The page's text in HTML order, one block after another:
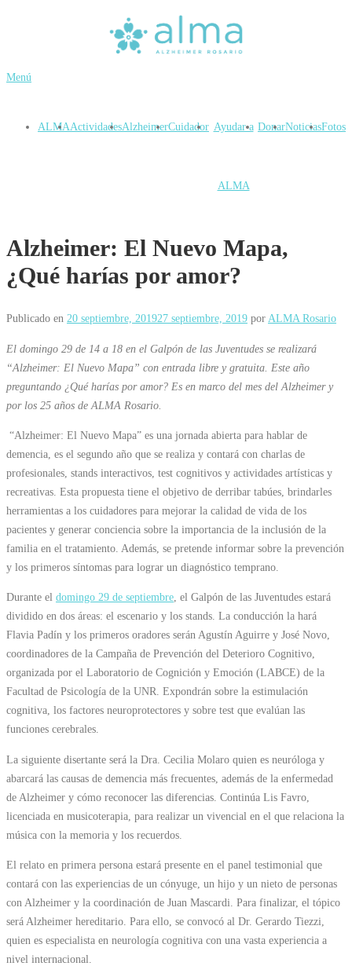
Menú
ALMAActividadesAlzheimerCuidador Ayudar a
ALMA
DonarNoticiasFotos
Alzheimer: El Nuevo Mapa,
¿Qué harías por amor?
Publicado en 20 septiembre, 201927 septiembre, 2019 porALMA Rosario
El domingo 29 de 14 a 18 en el Galpón de las Juventudes se realizará
“Alzheimer: El Nuevo Mapa” con entrada libre y gratuita. Este año
preguntando ¿Qué harías por amor? Es en marco del mes del Alzheimer y
por los 25 años de ALMA Rosario.
“Alzheimer: El Nuevo Mapa” es una jornada abierta para hablar de
demencia, es el segundo año que se realiza y contará con charlas de
profesionales, stands interactivos, test cognitivos y actividades artísticas y
recreativas. Esta propuesta tiene el objetivo de derribar tabúes, brindarles
herramientas a los cuidadores para mejorar la calidad de vida de los
pacientes y generar conciencia sobre la importancia de la inclusión de la
familia en el tratamiento. Además, se pretende informar sobre la prevención
y los primeros síntomas para lograr un diagnóstico temprano.
Durante el domingo 29 de septiembre, el Galpón de las Juventudes estará
dividido en dos áreas: el escenario y los stands. La conducción la hará
Flavia Padín y los primeros oradores serán Agustín Aguirre y José Novo,
coordinadores de la Campaña de Prevención del Deterioro Cognitivo,
organizada por el Laboratorio de Cognición y Emoción (LABCE) de la
Facultad de Psicología de la UNR. Expondrán sobre la estimulación
cognitiva, los factores neuroprotectores y sobre test que evalúan las
funciones cerebrales.
La siguiente disertante será la Dra. Cecilia Molaro quien es neuróloga y
abarcará las causas de demencia más frecuentes, además de la enfermedad
de Alzheimer y cómo reconocer las diferencias. Continúa Lis Favro,
licenciada en musicoterapia, para realizar un vivencial en el que relaciona la
música con la memoria y los recuerdos.
El relato en primera persona estará presente en el panel testimonial que
contará con las experiencias de un cónyuge, un hijo y un nieto de personas
con Alzheimer y la coordinación de Juan Mascardi. Para finalizar, el tópico
será Alzheimer hereditario. Para ello, se convocó al Dr. Gerardo Tiezzi,
quien es especialista en neurología cognitiva con una vasta experiencia a
nivel internacional.